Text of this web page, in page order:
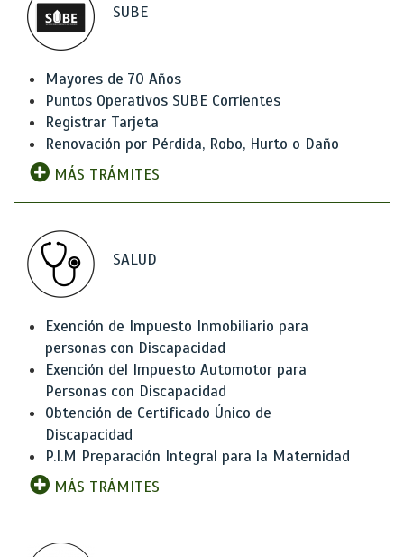
SUBE
Mayores de 70 Años
Puntos Operativos SUBE Corrientes
Registrar Tarjeta
Renovación por Pérdida, Robo, Hurto o Daño
MÁS TRÁMITES
SALUD
Exención de Impuesto Inmobiliario para
personas con Discapacidad
Exención del Impuesto Automotor para
Personas con Discapacidad
Obtención de Certificado Único de
Discapacidad
P.I.M Preparación Integral para la Maternidad
MÁS TRÁMITES